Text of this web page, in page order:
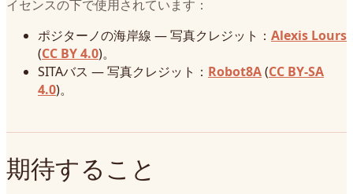
イセンスの下で使用されています：
ポジターノの海岸線 — 写真クレジット： Alexis Lours
(CC BY 4.0)。
SITAバス — 写真クレジット： Robot8A(CC BY-SA
4.0)。
期待すること